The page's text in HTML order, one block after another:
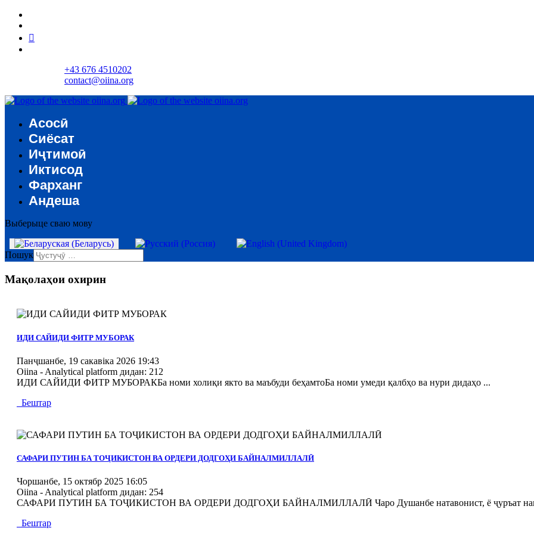
+43 676 4510202
contact@oiina.org
Асосӣ
Сиёсат
Иҷтимоӣ
Иктисод
Фарханг
Андеша
Выберыце сваю мову
Пошук
Мақолаҳои охирин
ИДИ САЙИДИ ФИТР МУБОРАК
Панҷшанбе, 19 сакавіка 2026 19:43
Oiina - Analytical platform дидан: 212
ИДИ САЙИДИ ФИТР МУБОРАКБа номи холиқи якто ва маъбуди беҳамтоБа номи умеди қалбҳо ва нури дидаҳо ...
Бештар
САФАРИ ПУТИН БА ТОҶИКИСТОН ВА ОРДЕРИ ДОДГОҲИ БАЙНАЛМИЛЛАЛӢ
Чоршанбе, 15 октябр 2025 16:05
Oiina - Analytical platform дидан: 254
САФАРИ ПУТИН БА ТОҶИКИСТОН ВА ОРДЕРИ ДОДГОҲИ БАЙНАЛМИЛЛАЛӢ Чаро Душанбе натавонист, ё ҷуръат
Бештар